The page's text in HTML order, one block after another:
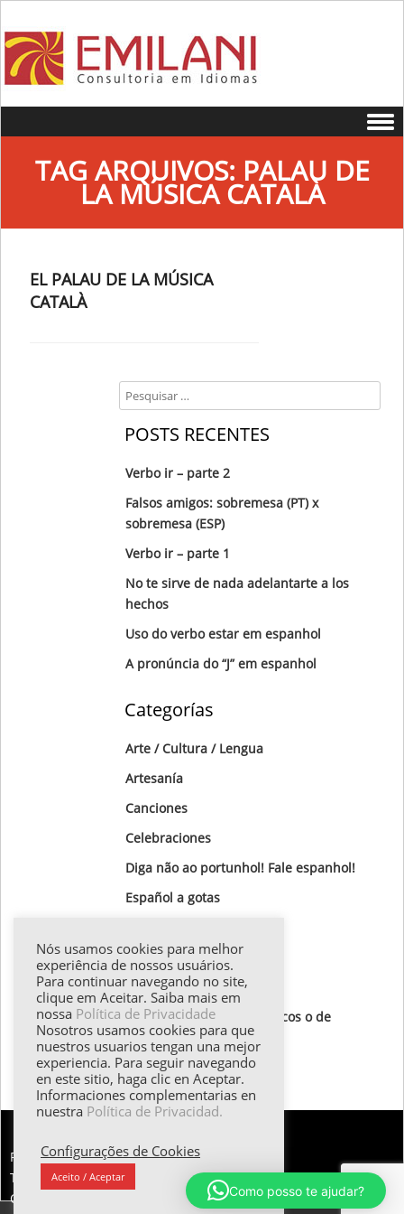
TAG ARQUIVOS: PALAU DE
LA MÚSICA CATALÀ
EL PALAU DE LA MÚSICA
CATALÀ
Search
POSTS RECENTES
Verbo ir – parte 2
Falsos amigos: sobremesa (PT) x
sobremesa (ESP)
Verbo ir – parte 1
No te sirve de nada adelantarte a los
hechos
Uso do verbo estar em espanhol
A pronúncia do “J” em espanhol
Categorías
Arte / Cultura / Lengua
Artesanía
Canciones
Celebraciones
Diga não ao portunhol! Fale espanhol!
Español a gotas‏
Gotas Gramaticales
Lugares para visitar
Textos de autores hispánicos o de
destaque
Todos los textos
FALE CONOSCO:
Tel.: (55 11) 98374.5258 | Email: esther@emilani.com.br
Copyright 2025 - EMilani Consultoria em Idiomas
Nós usamos cookies para melhor
experiência de nossos usuários.
Para continuar navegando no site,
clique em Aceitar. Saiba mais em
nossa Política de Privacidade
Nosotros usamos cookies para que
nuestros usuarios tengan una mejor
experiencia. Para seguir navegando
en este sitio, haga clic en Aceptar.
Informaciones complementarias en
nuestra Política de Privacidad.
Configurações de Cookies
Aceito / Aceptar
Como posso te ajudar?